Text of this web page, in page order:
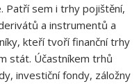
Patří sem i trhy pojištění,
a instrumentů a
kteří tvoří finanční trhy
stát. Účastníkem trhů
investiční fondy, záložny